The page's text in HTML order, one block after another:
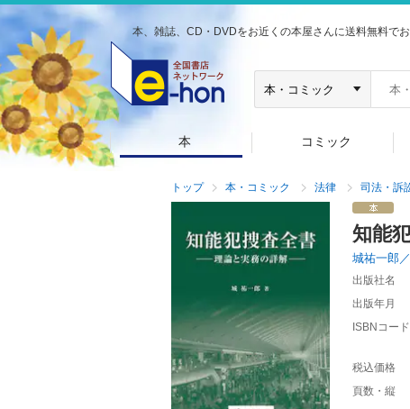
本、雑誌、CD・DVDをお近くの本屋さんに送料無料でお
本 コミック
トップ 本・コミック 法律 司法・訴
知能
城祐一郎
出版社名
出版年月
ISBNコード
税込価格
頁数・縦